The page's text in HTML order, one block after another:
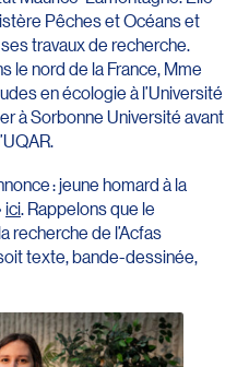
Pêches et Océans et
travaux de recherche.
le nord de la France, Mme
en écologie à l’Université
à Sorbonne Université avant
: jeune homard à la
ici. Rappelons que le
recherche de l’Acfas
texte, bande-dessinée,